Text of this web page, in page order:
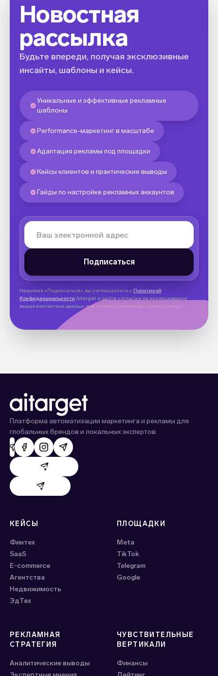
Новостная
рассылка
Будьте впереди, получая эксклюзивные
инсайты, шаблоны и кейсы.
Уникальные и эффективные рекламные
шаблоны
Performance-маркетинг в масштабе
Адаптация рекламы под площадки
Кейсы клиентов и практические выводы
Гайды по настройке рекламных аккаунтов
Нажимая «Подписаться», вы соглашаетесь с Политикой
Конфиденциальности Aitarget и даёте согласие на использование
ваших контактных данных для отправки имейл рассылки Aitarget.
Платформа автоматизации маркетинга и рекламы для
глобальных брендов и локальных экспертов.
Поддержка AdHand
Поддержка Evido
КЕЙСЫ
Финтех
SaaS
E-commerce
Агентства
Недвижимость
ЭдТех
ПЛОЩАДКИ
Meta
ТikTok
Telegram
Google
РЕКЛАМНАЯ
СТРАТЕГИЯ
Аналитические выводы
ЧУВСТВИТЕЛЬНЫЕ
ВЕРТИКАЛИ
Финансы